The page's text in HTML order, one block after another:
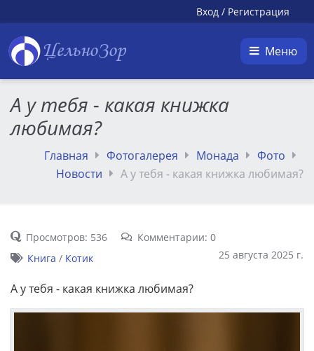
Вход / Регистрация
ЦельноЗор Меню
А у тебя - какая книжка
любимая?
Главная Фотогалерея Монада
Фото
Новости
А у тебя - какая книжка любимая?
Просмотров: 536
Комментарии: 0
25 августа 2025 г.
Книга / Котик
А у тебя - какая книжка любимая?